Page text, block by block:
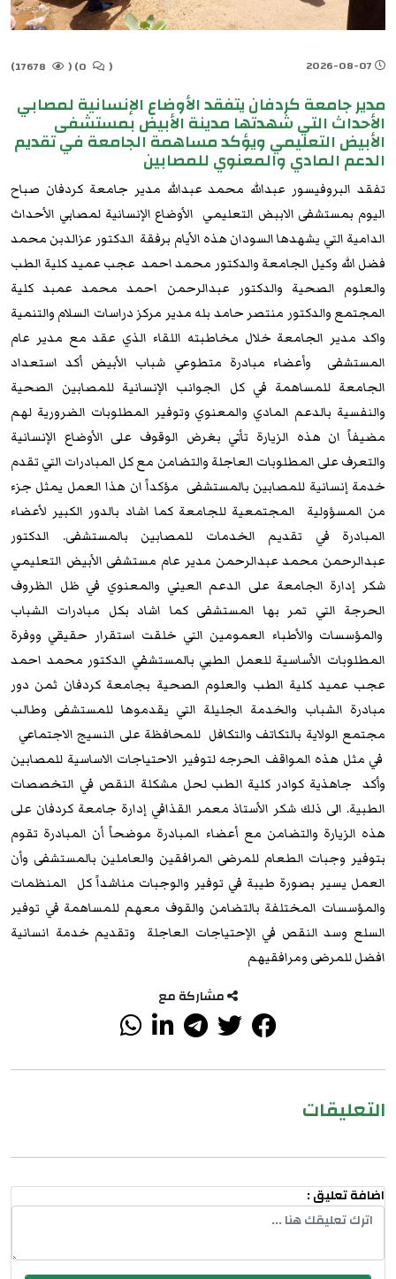
(
(
مدير جامعة كردفان يتفقد الأوضاع الإنسانية لمصابي
الأحداث التي شهدتها مدينة الأبيض بمستشفى
الأبيض التعليمي ويؤكد مساهمة الجامعة في تقديم
الدعم المادي والمعنوي للمصابين
تفقد البروفيسور عبدالله محمد عبدالله مدير جامعة كردفان صباح
اليوم بمستشفى الاببض التعليمي الأوضاع الإنسانية لمصابي الأحداث
الدامية التي يشهدها السودان هذه الأيام برفقة الدكتور عزالدبن محمد
فضل الله وكيل الجامعة والدكتور محمد احمد عجب عميد كلية الطب
والعلوم الصحية والدكتور عبدالرحمن احمد محمد عمبد كلية
المجتمع والدكتور منتصر حامد بله مدير مركز دراسات السلام والتنمية
واكد مدير الجامعة خلال مخاطبته اللقاء الذي عقد مع مدير عام
المستشفى وأعضاء مبادرة متطوعي شباب الأبيض أكد استعداد
الجامعة للمساهمة في كل الجوانب الإنسانية للمصابين الصحية
والنفسية بالدعم المادي والمعنوي وتوفير المطلوبات الضرورية لهم
مضيفاً ان هذه الزيارة تأتي بغرض الوقوف على الأوضاع الإنسانية
والتعرف على المطلوبات العاجلة والتضامن مع كل المبادرات التي تقدم
خدمة إنسانية للمصابين بالمستشفى مؤكداً ان هذا العمل يمثل جزء
من المسؤولية المجتمعية للجامعة كما اشاد بالدور الكبير لأعضاء
المبادرة في تقديم الخدمات للمصابين بالمستشفى. الدكتور
عبدالرحمن محمد عبدالرحمن مدير عام مستشفى الأبيض التعليمي
شكر إدارة الجامعة على الدعم العيني والمعنوي في ظل الظروف
الحرجة التي تمر بها المستشفى كما اشاد بكل مبادرات الشباب
والمؤسسات والأطباء العمومين التي خلقت استقرار حقيقي ووفرة
المطلوبات الأساسية للعمل الطبي بالمستشفي الدكتور محمد احمد
عجب عميد كلية الطب والعلوم الصحية بجامعة كردفان ثمن دور
مبادرة الشباب والخدمة الجليلة التي يقدموها للمستشفى وطالب
مجتمع الولاية بالتكاتف والتكافل للمحافظة على النسيج الاجتماعي
في مثل هذه المواقف الحرجه لتوفير الاحتياجات الاساسية للمصابين
وأكد جاهذية كوادر كلية الطب لحل مشكلة النقص في التخصصات
الطبية. الى ذلك شكر الأستاذ معمر القذافي إدارة جامعة كردفان على
هذه الزيارة والتضامن مع أعضاء المبادرة موضحاً أن المبادرة تقوم
بتوفير وجبات الطعام للمرضى المرافقين والعاملين بالمستشفى وأن
العمل يسير بصورة طيبة في توفير والوجبات مناشداً كل المنظمات
والمؤسسات المختلفة بالتضامن والقوف معهم للمساهمة في توفير
السلع وسد النقص في الإحتياجات العاجلة وتقديم خدمة انسانية
افضل للمرضى ومرافقيهم
مشاركة مع
التعليقات
اضافة تعليق :